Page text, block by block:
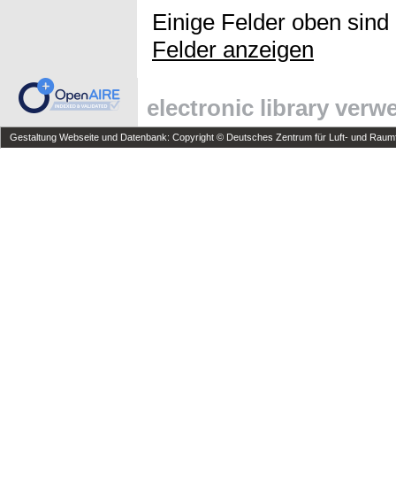
Einige Felder oben
Felder anzeigen
electronic library
Gestaltung Webseite und Datenbank: Copyright © Deutsches Zentrum für Luft- und